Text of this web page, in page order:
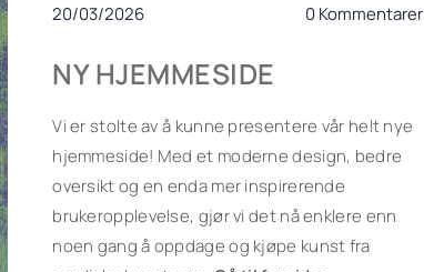
20/03/2026 0 Kommentarer
NY HJEMMESIDE
Vi er stolte av å kunne presentere vår helt nye
hjemmeside! Med et moderne design, bedre
oversikt og en enda mer inspirerende
brukeropplevelse, gjør vi det nå enklere enn
noen gang å oppdage og kjøpe kunst fra